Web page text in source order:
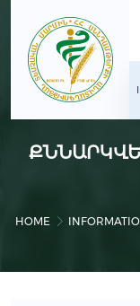
HOME